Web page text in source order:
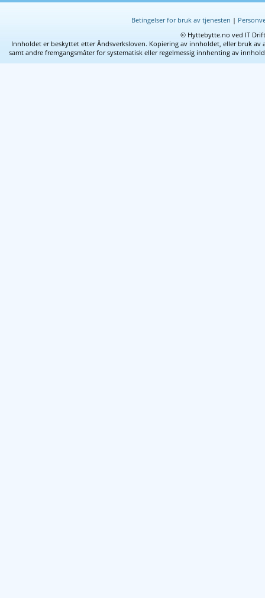
Betingelser for bruk av tjenesten |
© Hyttebytte.no ved IT
Innholdet er beskyttet etter Åndsverksloven. Kopiering av innholdet, eller bruk
samt andre fremgangsmåter for systematisk eller regelmessig innhenting av